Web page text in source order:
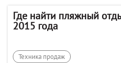
Где найти пляжный
2015 года
Техника продаж